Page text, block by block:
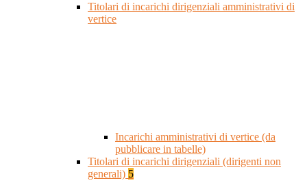
Titolari di incarichi dirigenziali amministrativi di
vertice
Incarichi amministrativi di vertice (da
pubblicare in tabelle)
Titolari di incarichi dirigenziali (dirigenti non
generali) 5